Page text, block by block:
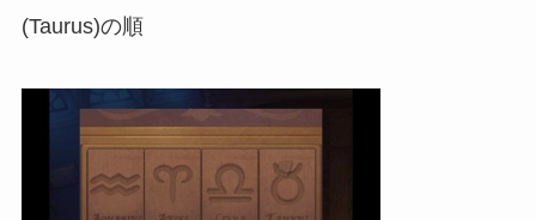
(Taurus)の順